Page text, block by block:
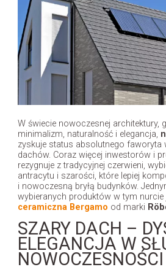
W świecie nowoczesnej architektury,
minimalizm, naturalność i elegancja,
zyskuje status absolutnego
dachów. Coraz więcej inwestorów i
rezygnuje z tradycyjnej czerwieni,
antracytu i szarości, które lepiej
i nowoczesną bryłą budynków.
wybieranych produktów w tym nurcie
ceramiczna Bergamo od marki
SZARY DACH –
ELEGANCJA W
NOWOCZESNOŚCI